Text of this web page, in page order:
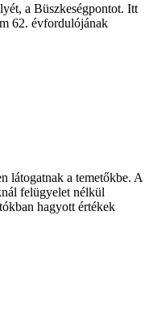
a Büszkeségpontot. Itt
62. évfordulójának
látogatnak a temetőkbe. A
felügyelet nélkül
hagyott értékek